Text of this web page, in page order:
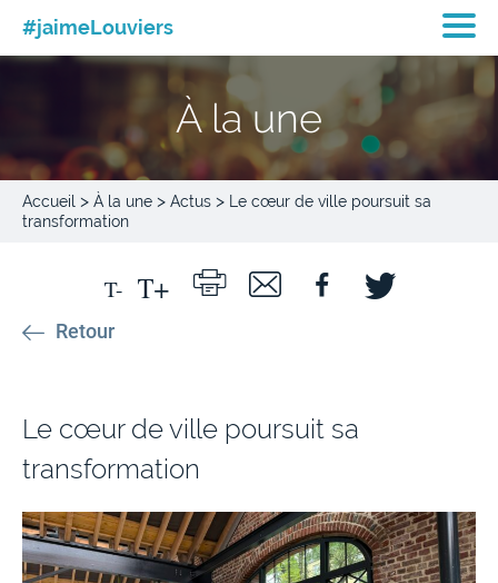
#jaimeLouviers
À la une
Accueil > À la une > Actus >
Le cœur de ville poursuit sa
transformation
Retour
Le cœur de ville poursuit sa
transformation